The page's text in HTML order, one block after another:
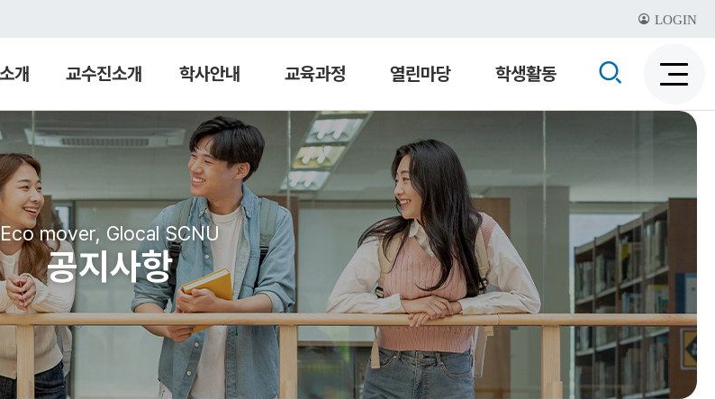
LOGIN
개 교수진소개 학사안내 교육과정 열린마당 학생활동
색
성
화
색
Eco mover, Glocal SCNU
공지사항